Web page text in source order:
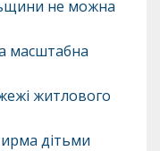
не можна
масштабна
житлового
дітьми